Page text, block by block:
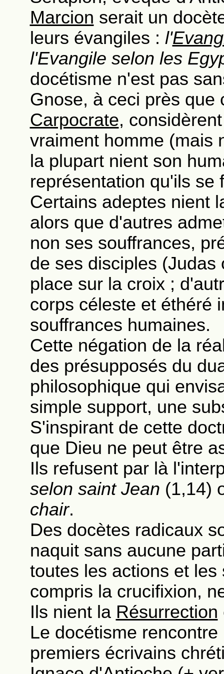
Marcion serait un
leurs évangiles : l'
l'Evangile selon les
docétisme n'est pas
Gnose, à ceci près que
Carpocrate,
vraiment homme (mais
la plupart nient son
représentation qu'ils se
Certains adeptes nient
alors que d'autres
non ses souffrances,
de ses disciples
place sur la croix ;
corps céleste et éthéré
souffrances humaines.
Cette négation de la
des présupposés du
philosophique qui
simple support, une
S'inspirant de cette
que Dieu ne peut être
Ils refusent par là
selon saint Jean (1,14)
chair.
Des docètes radicaux
naquit sans aucune
toutes les actions et
compris la crucifixion,
Ils nient la Résurrection
Le docétisme
premiers écrivains